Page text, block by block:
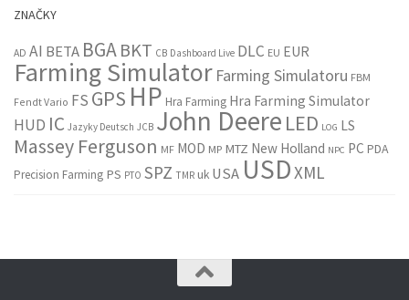
ZNAČKY
AD AI BETA BGABKT CB Dashboard Live DLC EU EUR
Farming Simulator Farming Simulatoru FBM
Fendt Vario FS GPS HP Hra Farming Hra Farming Simulator
HUD IC Jazyky Deutsch JCB John Deere LED LOG LS
Massey Ferguson MF MOD MP MTZ New Holland NPC PC PDA
Precision Farming PS PTO SPZ TMR uk USA USDXML